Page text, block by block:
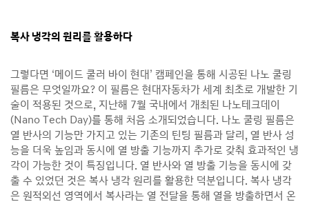
복사 냉각의 원리를 활용하다
그렇다면 ‘메이드 쿨러 바이 현대’ 캠페인을 통해 시공된 나노 쿨링
필름은 무엇일까요? 이 필름은 현대자동차가 세계 최초로 개발한 기
술이 적용된 것으로, 지난해 7월 국내에서 개최된 나노테크데이
(Nano Tech Day)를 통해 처음 소개되었습니다. 나노 쿨링 필름은
열 반사의 기능만 가지고 있는 기존의 틴팅 필름과 달리, 열 반사 성
능을 더욱 높임과 동시에 열 방출 기능까지 추가로 갖춰 효과적인 냉
각이 가능한 것이 특징입니다. 열 반사와 열 방출 기능을 동시에 갖
출 수 있었던 것은 복사 냉각 원리를 활용한 덕분입니다. 복사 냉각
은 원적외선 영역에서 복사라는 열 전달을 통해 열을 방출하면서 온